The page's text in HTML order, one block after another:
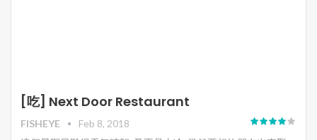
[吃] Next Door Restaurant
FISHEYE
Feb 8, 2018